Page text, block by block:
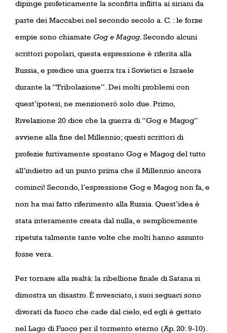
dipinge profeticamente la sconfitta inflitta ai siriani da
parte dei Maccabei nel secondo secolo a. C. : le forze
empie sono chiamate Gog e Magog. Secondo alcuni
scrittori popolari, questa espressione è riferita alla
Russia, e predice una guerra tra i Sovietici e Israele
durante la “Tribolazione”. Dei molti problemi con
quest’ipotesi, ne menzionerò solo due. Primo,
Rivelazione 20 dice che la guerra di “Gog e Magog”
avviene alla fine del Millennio; questi scrittori di
profezie furtivamente spostano Gog e Magog del tutto
all’indietro ad un punto prima che il Millennio ancora
cominci! Secondo, l’espressione Gog e Magog non fa, e
non ha mai fatto riferimento alla Russia. Quest’idea è
stata interamente creata dal nulla, e semplicemente
ripetuta talmente tante volte che molti hanno assunto
fosse vera.
Per tornare alla realtà: la ribellione finale di Satana si
dimostra un disastro. È rovesciato, i suoi seguaci sono
divorati da fuoco che cade dal cielo, ed egli è gettato
nel Lago di Fuoco per il tormento eterno (Ap. 20: 9-10).